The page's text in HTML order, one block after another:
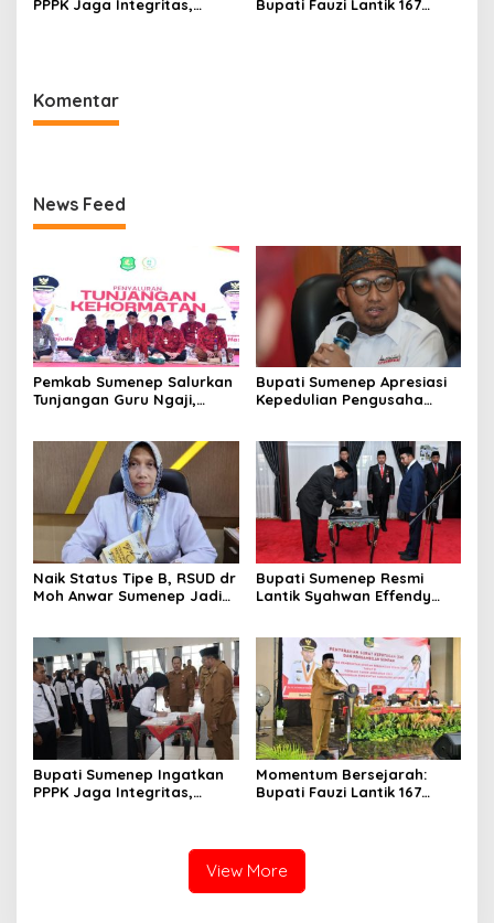
PPPK Jaga Integritas,
Bupati Fauzi Lantik 167
Komentar
News Feed
Pemkab Sumenep Salurkan
Tunjangan Guru Ngaji,
Akhlak Generasi
Bupati Sumenep Apresiasi
Kepedulian Pengusaha
Naik Status Tipe B, RSUD dr
Moh Anwar Sumenep Jadi
Bupati Sumenep Resmi
Lantik Syahwan Effendy
Bupati Sumenep Ingatkan
PPPK Jaga Integritas,
Momentum Bersejarah:
Bupati Fauzi Lantik 167
View More